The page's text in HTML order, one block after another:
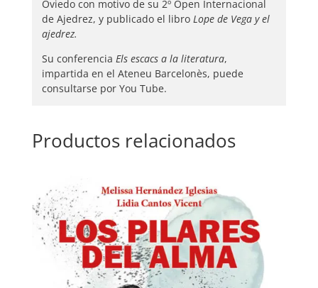
Oviedo con motivo de su 2º Open Internacional
de Ajedrez, y publicado el libro Lope de Vega y el
ajedrez.
Su conferencia Els escacs a la literatura,
impartida en el Ateneu Barcelonès, puede
consultarse por You Tube.
Productos relacionados